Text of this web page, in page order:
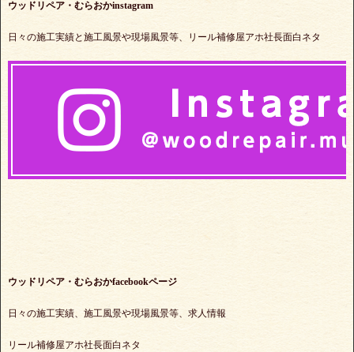
ウッドリペア・むらおかinstagram
日々の施工実績と施工風景や現場風景等、リール補修屋アホ社長面白ネタ
ウッドリペア・むらおかfacebookページ
日々の施工実績、施工風景や現場風景等、求人情報
リール補修屋アホ社長面白ネタ